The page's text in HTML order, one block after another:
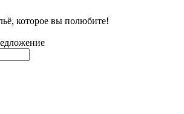
которое вы полюбите!